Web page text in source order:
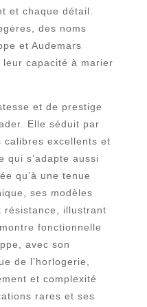
et chaque détail.
des noms
et Audemars
capacité à marier
et de prestige
Elle séduit par
calibres excellents et
qui s’adapte aussi
qu’à une tenue
ses modèles
résistance, illustrant
fonctionnelle
avec son
de l’horlogerie,
et complexité
rares et ses